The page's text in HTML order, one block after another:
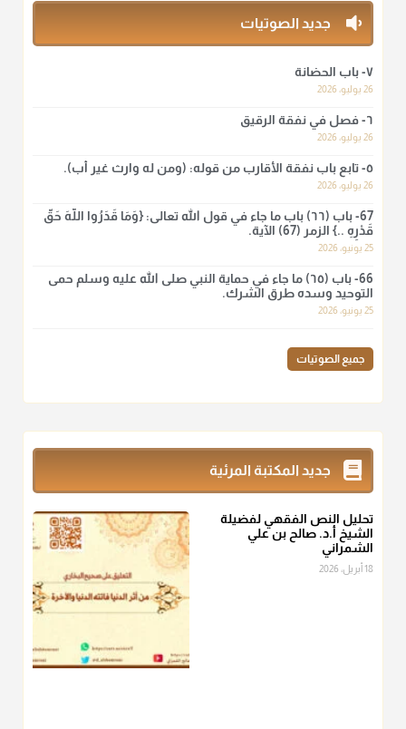
منذ 3 شهر
لا أعلم لدعاء ختم القرآن في الصلاة أصلاً صحيحاً يعتمد عليه من سنة
الرسول صلى الله عليه وسلّم، ولا من عمل الصحابة رضي الله
منذ 3 شهر
أ.د. صالح الشمراني
نرى اليوم بأبصارنا بعض ما رأى العلماء ببصائرهم: "والرافضة ليس
لهم سعي إلا في هدم الإسلام و نقض عراه...فأيامهم في الإسلام
كلها سود" ابن تيمية.
أ.د. صالح الشمراني
المعتدلين غير مقبوضتين ولا مبسوطتين أربع مرات من الرز أو البر
أو التمر أو اللحم
منذ 3 شهر
، فإلم يعلم إلا بعد ذلك لم تجزه لقولهﷺ:
جديد الصوتيات
٧- باب الحضانة
26 يوليو، 2026
٦- فصل في نفقة الرقيق
26 يوليو، 2026
٥- تابع باب نفقة الأقارب من قوله: (ومن له وارث غير أب).
26 يوليو، 2026
67- باب (٦٦) باب ما جاء في قول الله تعالى: {وَمَا قَدَرُوا اللَّهَ حَقَّ
قَدْرِهِ ..} الزمر (67) الآية.
25 يونيو، 2026
66- باب (٦٥) ما جاء في حماية النبي صلى الله عليه وسلم حمى
التوحيد وسده طرق الشرك.
25 يونيو، 2026
جميع الصوتيات
جديد المكتبة المرئية
تحليل النص الفقهي لفضيلة
الشيخ أ.د. صالح بن علي
الشمراني
18 أبريل، 2026